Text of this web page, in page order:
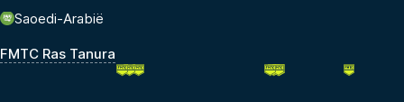
Saoedi-Arabië
FMTC Ras Tanura